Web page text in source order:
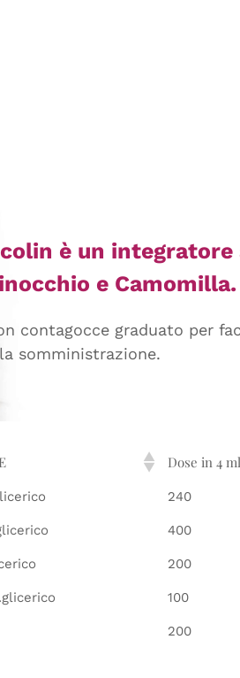
è un integratore
e Camomilla.
contagocce graduato per
somministrazione.
Dose in 4
240
400
200
100
200